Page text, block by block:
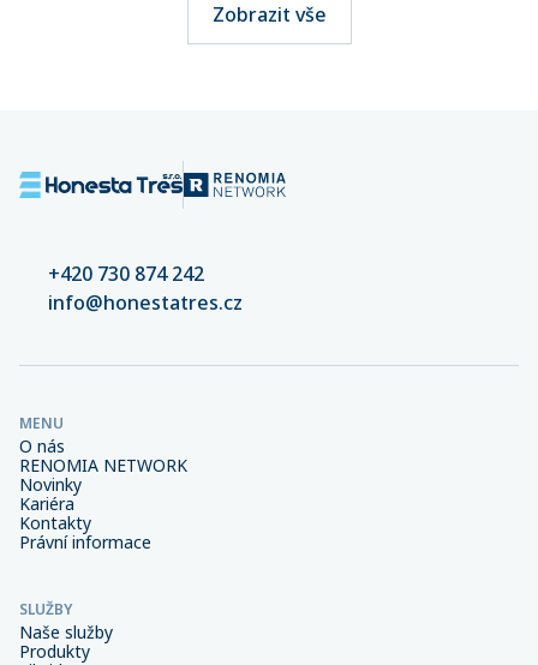
Zobrazit vše
+420 730 874 242
info@honestatres.cz
MENU
O nás
RENOMIA NETWORK
Novinky
Kariéra
Kontakty
Právní informace
SLUŽBY
Naše služby
Produkty